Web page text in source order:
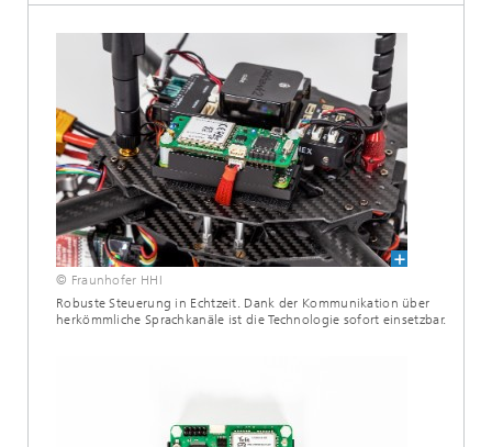
© Fraunhofer HHI
Robuste Steuerung in Echtzeit. Dank der Kommunikation über
herkömmliche Sprachkanäle ist die Technologie sofort einsetzbar.